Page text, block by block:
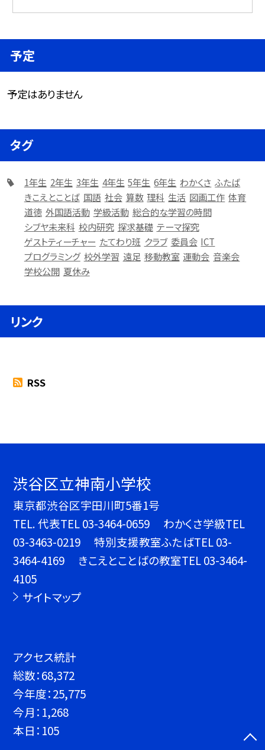
予定
予定はありません
タグ
1年生 2年生 3年生 4年生 5年生 6年生 わかくさ ふたば
きこえとことば 国語 社会 算数 理科 生活 図画工作 体育
道徳 外国語活動 学級活動 総合的な学習の時間
シブヤ未来科 校内研究 探求基礎 テーマ探究
ゲストティーチャー たてわり班 クラブ 委員会 ICT
プログラミング 校外学習 遠足 移動教室 運動会 音楽会
学校公開 夏休み
リンク
RSS
渋谷区立神南小学校
東京都渋谷区宇田川町5番1号
TEL.代表TEL 03-3464-0659 わかくさ学級TEL
03-3463-0219 特別支援教室ふたばTEL 03-
3464-4169 きこえとことばの教室TEL 03-3464-
4105
サイトマップ
アクセス統計
総数：68,372
今年度：25,775
今月： 1,268
本日： 105